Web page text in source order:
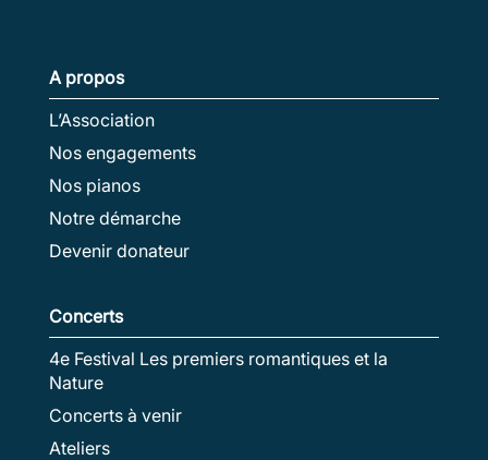
A propos
L’Association
Nos engagements
Nos pianos
Notre démarche
Devenir donateur
Concerts
4e Festival Les premiers romantiques et la
Nature
Concerts à venir
Ateliers